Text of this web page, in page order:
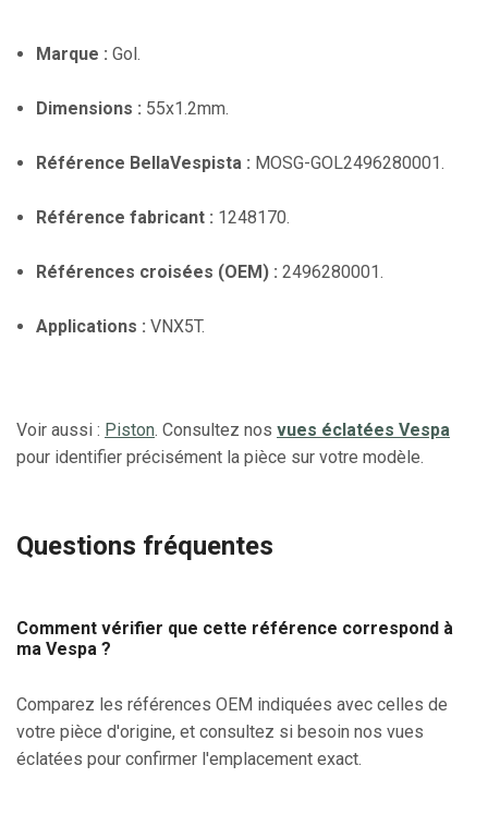
Marque : Gol.
Dimensions : 55x1.2mm.
Référence BellaVespista : MOSG-GOL2496280001.
Référence fabricant : 1248170.
Références croisées (OEM) : 2496280001.
Applications : VNX5T.
Voir aussi : Piston. Consultez nos vues éclatées Vespa
pour identifier précisément la pièce sur votre modèle.
Questions fréquentes
Comment vérifier que cette référence correspond à
ma Vespa ?
Comparez les références OEM indiquées avec celles de
votre pièce d'origine, et consultez si besoin nos vues
éclatées pour confirmer l'emplacement exact.